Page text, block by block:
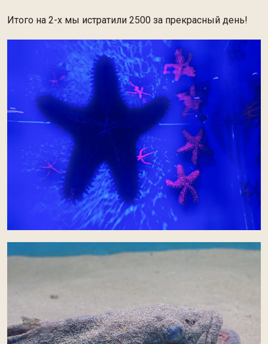
Итого на 2-х мы истратили 2500 за прекрасный день!